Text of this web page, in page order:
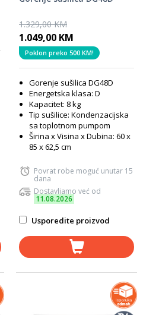
1.329,00 KM
1.049,00 KM
Poklon preko 500 KM!
Gorenje sušilica DG48D
Energetska klasa: D
Kapacitet: 8 kg
Tip sušilice: Kondenzacijska
sa toplotnom pumpom
Širina x Visina x Dubina: 60 x
85 x 62,5 cm
Povrat robe moguć unutar 15
dana
Dostavljamo već od
11.08.2026
Usporedite proizvod